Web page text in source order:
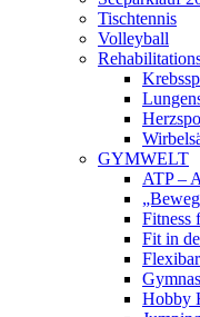
Tischtennis
Volleyball
GYMWELT
ATP –
Fitness
Fit in
Flexibar
Hobby